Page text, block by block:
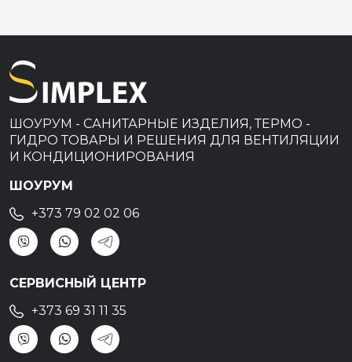
ШОУРУМ - САНИТАРНЫЕ ИЗДЕЛИЯ, ТЕРМО -
ГИДРО ТОВАРЫ И РЕШЕНИЯ ДЛЯ ВЕНТИЛЯЦИИ
И КОНДИЦИОНИРОВАНИЯ
ШОУРУМ
+373 79 02 02 06
СЕРВИСНЫЙ ЦЕНТР
+373 69 31 11 35